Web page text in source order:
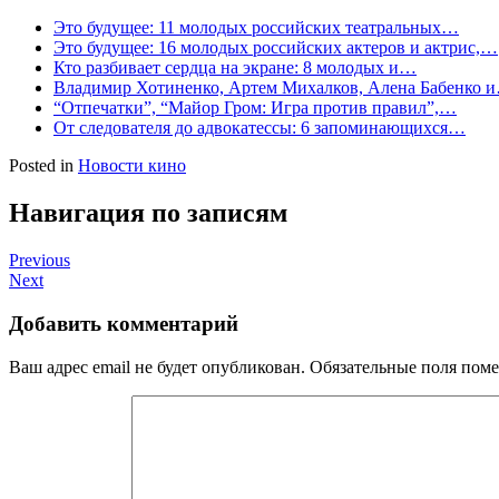
Это будущее: 11 молодых российских театральных…
Это будущее: 16 молодых российских актеров и актрис,…
Кто разбивает сердца на экране: 8 молодых и…
Владимир Хотиненко, Артем Михалков, Алена Бабенко
“Отпечатки”, “Майор Гром: Игра против правил”,…
От следователя до адвокатессы: 6 запоминающихся…
Posted in Новости кино
Навигация по записям
Previous
Next
Добавить комментарий
Ваш адрес email не будет опубликован. Обязательные поля